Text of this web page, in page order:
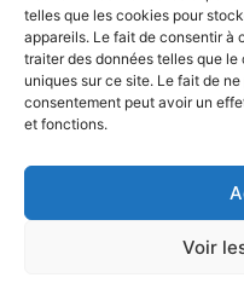
telles que les cookies pour
appareils. Le fait de consentir à
traiter des données telles que
uniques sur ce site. Le fait de
consentement peut avoir un
et fonctions.
Voir
Forfaits et prix
Forfait crémation
Forfait service à l'église